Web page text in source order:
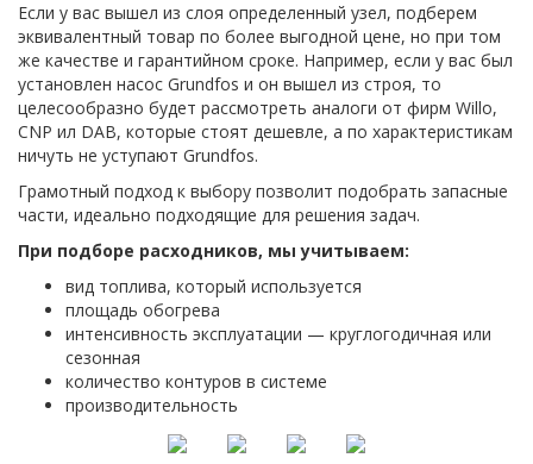
Если у вас вышел из слоя определенный узел, подберем
эквивалентный товар по более выгодной цене, но при том
же качестве и гарантийном сроке. Например, если у вас был
установлен насос Grundfos и он вышел из строя, то
целесообразно будет рассмотреть аналоги от фирм Willo,
CNP ил DAB, которые стоят дешевле, а по характеристикам
ничуть не уступают Grundfos.
Грамотный подход к выбору позволит подобрать запасные
части, идеально подходящие для решения задач.
При подборе расходников, мы учитываем:
вид топлива, который используется
площадь обогрева
интенсивность эксплуатации — круглогодичная или
сезонная
количество контуров в системе
производительность